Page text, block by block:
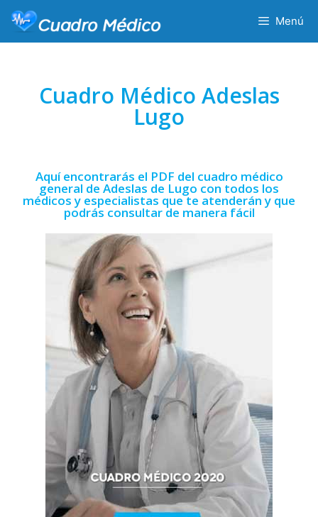
Menú
Cuadro Médico Adeslas
Lugo
Aquí encontrarás el PDF del cuadro médico
general de Adeslas de Lugo con todos los
médicos y especialistas que te atenderán y que
podrás consultar de manera fácil